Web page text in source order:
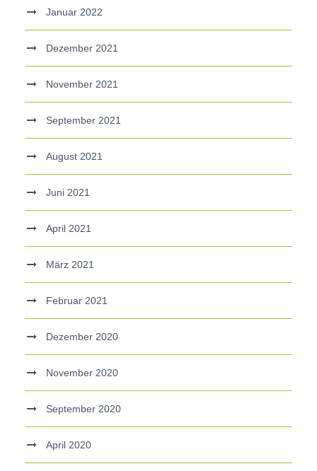
Januar 2022
Dezember 2021
November 2021
September 2021
August 2021
Juni 2021
April 2021
März 2021
Februar 2021
Dezember 2020
November 2020
September 2020
April 2020